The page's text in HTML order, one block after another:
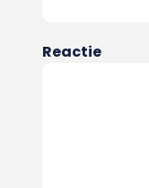
Reactie